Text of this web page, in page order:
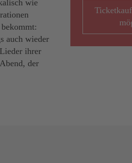
wie
auch wieder
ihrer
der